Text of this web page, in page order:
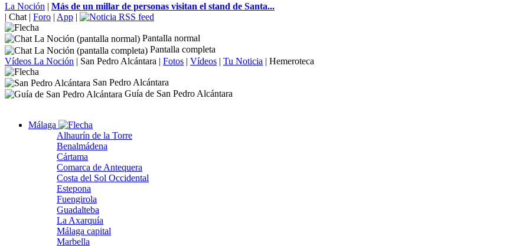
La Noción | Más de un millar de personas visitan el stand de Santa...
| Chat | Foro | App |
Pantalla normal
Pantalla completa
Vídeos La Noción | San Pedro Alcántara | Fotos | Vídeos | Tu Noticia | Hemeroteca
San Pedro Alcántara
Guía de San Pedro Alcántara
Málaga
Alhaurín de la Torre
Benalmádena
Cártama
Comarca de Antequera
Costa del Sol Occidental
Estepona
Fuengirola
Guadalteba
La Axarquía
Málaga capital
Marbella